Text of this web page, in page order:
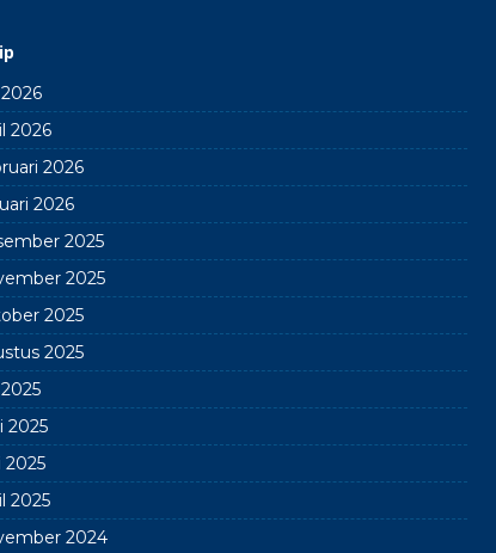
2026
2026
2026
2025
2025
2025
2025
2025
2025
2025
2024